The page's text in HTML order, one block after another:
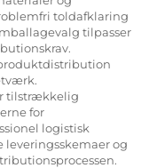
toldafklaring
tilpasser
tilstrækkelig
for
logistisk
og